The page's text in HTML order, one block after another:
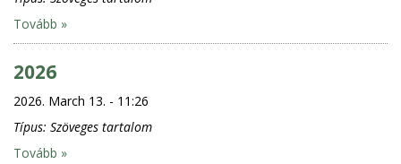
Tovább »
2026
2026. March 13. - 11:26
Típus: Szöveges tartalom
Tovább »